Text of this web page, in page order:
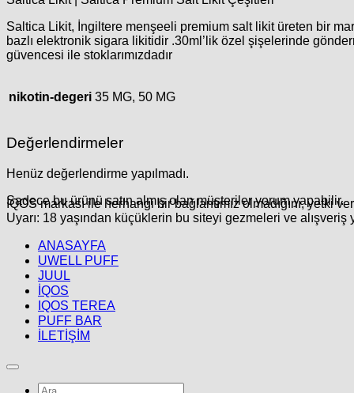
Saltica Likit, İngiltere menşeeli premium salt likit üreten bir
bazlı elektronik sigara likitidir .30ml’lik özel şişelerinde
güvencesi ile stoklarımızdadır
nikotin-degeri 35 MG, 50 MG
Değerlendirmeler
Henüz değerlendirme yapılmadı.
Sadece bu ürünü satın almış olan müşteriler yorum yapabilir.
IQOS markası ile herhangi bir bağlantımız olmadığını, yetki
Uyarı: 18 yaşından küçüklerin bu siteyi gezmeleri ve alışveriş
ANASAYFA
UWELL PUFF
JUUL
İQOS
IQOS TEREA
PUFF BAR
İLETİŞİM
Ara: